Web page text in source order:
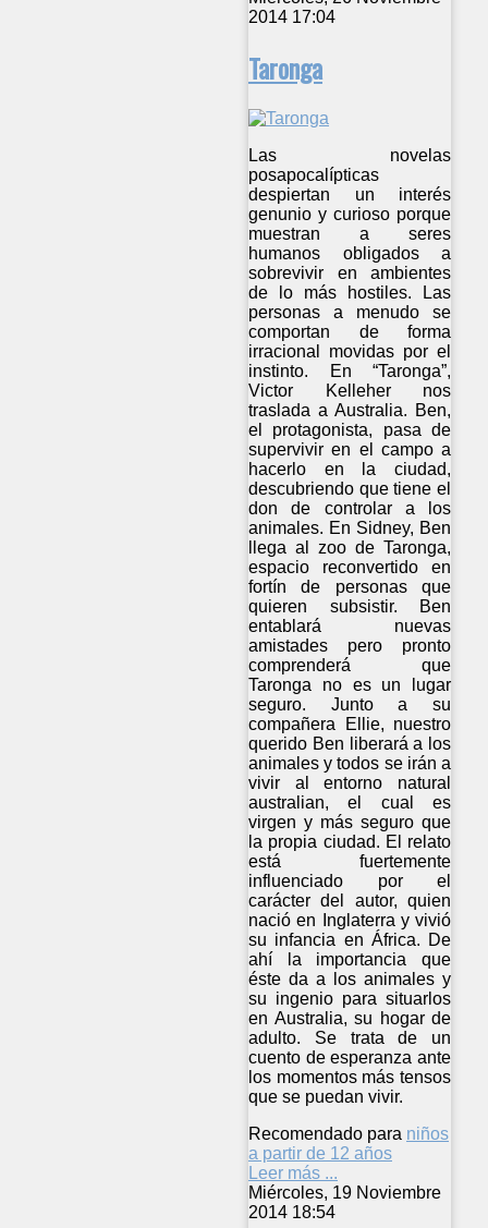
2014 17:04
Taronga
Las novelas
posapocalípticas
despiertan un interés
genunio y curioso porque
muestran a seres
humanos obligados a
sobrevivir en ambientes
de lo más hostiles. Las
personas a menudo se
comportan de forma
irracional movidas por el
instinto. En “Taronga”,
Victor Kelleher nos
traslada a Australia. Ben,
el protagonista, pasa de
supervivir en el campo a
hacerlo en la ciudad,
descubriendo que tiene el
don de controlar a los
animales. En Sidney, Ben
llega al zoo de Taronga,
espacio reconvertido en
fortín de personas que
quieren subsistir. Ben
entablará nuevas
amistades pero pronto
comprenderá que
Taronga no es un lugar
seguro. Junto a su
compañera Ellie, nuestro
querido Ben liberará a los
animales y todos se irán a
vivir al entorno natural
australian, el cual es
virgen y más seguro que
la propia ciudad. El relato
está fuertemente
influenciado por el
carácter del autor, quien
nació en Inglaterra y vivió
su infancia en África. De
ahí la importancia que
éste da a los animales y
su ingenio para situarlos
en Australia, su hogar de
adulto. Se trata de un
cuento de esperanza ante
los momentos más tensos
que se puedan vivir.
Recomendado para niños
a partir de 12 años
Leer más ...
Miércoles, 19 Noviembre
2014 18:54